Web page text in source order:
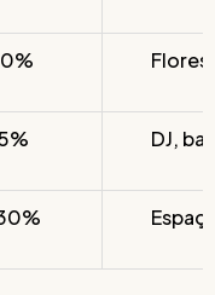
DJ,